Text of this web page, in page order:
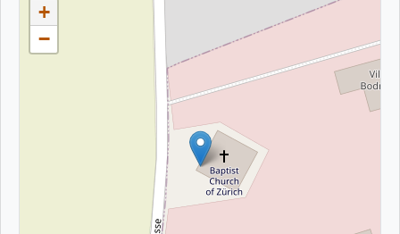
+
−